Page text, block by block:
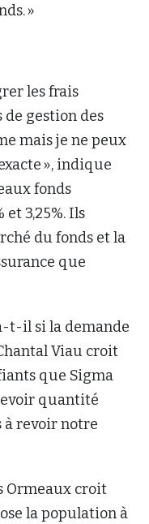
»
les frais
gestion des
mais je ne peux
», indique
fonds
3,25%. Ils
du fonds et la
que
t-il si la demande
Viau croit
que Sigma
quantité
à revoir notre
Ormeaux croit
la population à